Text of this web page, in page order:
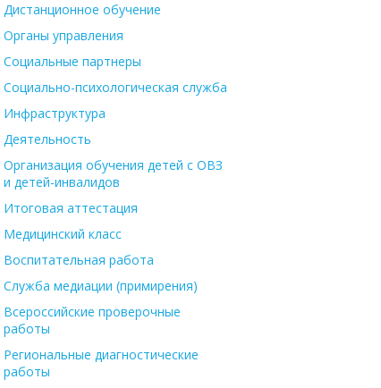
Дистанционное обучение
Органы управления
Социальные партнеры
Социально-психологическая служба
Инфраструктура
Деятельность
Организация обучения детей с ОВЗ
и детей-инвалидов
Итоговая аттестация
Медицинский класс
Воспитательная работа
Служба медиации (примирения)
Всероссийские проверочные
работы
Региональные диагностические
работы